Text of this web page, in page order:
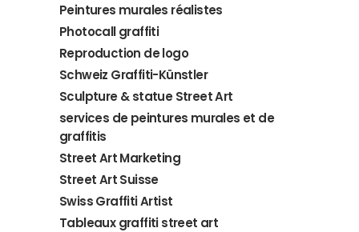
Peintures murales réalistes
Photocall graffiti
Reproduction de logo
Schweiz Graffiti-Künstler
Sculpture & statue Street Art
services de peintures murales et de
graffitis
Street Art Marketing
Street Art Suisse
Swiss Graffiti Artist
Tableaux graffiti street art